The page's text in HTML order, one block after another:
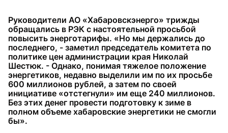
Руководители АО «Хабаровскэнерго» трижды
обращались в РЭК с настоятельной просьбой
повысить энерготарифы. «Но мы держались до
последнего, - заметил председатель комитета по
политике цен администрации края Николай
Шестюк. - Однако, понимая тяжелое положение
энергетиков, недавно выделили им по их просьбе
600 миллионов рублей, а затем по своей
инициативе «отстегнули» им еще 240 миллионов.
Без этих денег провести подготовку к зиме в
полном объеме хабаровские энергетики не смогли
бы».